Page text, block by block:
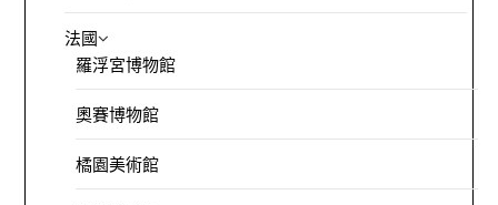
法國
羅浮宮博物館
奧賽博物館
橘園美術館